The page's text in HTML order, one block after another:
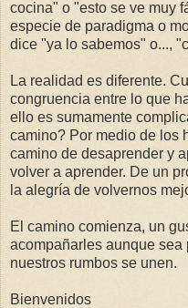
cocina" o "esto se ve muy
especie de paradigma o
dice "ya lo sabemos" o...,
La realidad es diferente.
congruencia entre lo que
ello es sumamente
camino? Por medio de los
camino de desaprender y
volver a aprender. De un
la alegría de volvernos
El camino comienza, un
acompañarles aunque sea
nuestros rumbos se unen.
Bienvenidos